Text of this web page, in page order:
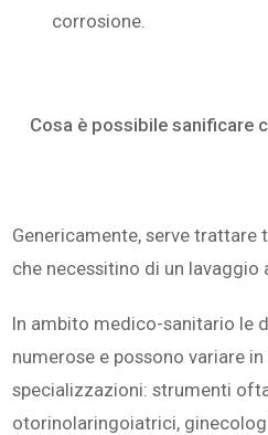
corrosione.
Cosa è possibile sanificare
Genericamente, serve
che necessitino di un lavaggio
In ambito medico-sanitario le
numerose e possono variare
specializzazioni: strumenti
otorinolaringoiatrici,